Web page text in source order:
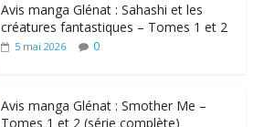
Avis manga Glénat : Sahashi et les
créatures fantastiques – Tomes 1 et 2
5 mai 2026 0
Avis manga Glénat : Smother Me –
Tomes 1 et 2 (série complète)